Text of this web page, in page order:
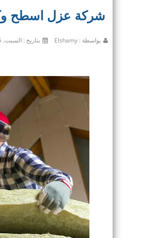
شركة عزل اسطح وكشف
بواسطة : Elshamy بتاريخ : السبت، 25 نوفمبر 2023